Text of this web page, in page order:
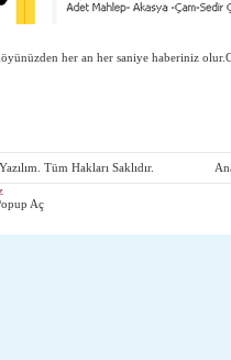
her an her saniye haberiniz
Tüm Hakları Saklıdır.
Aç